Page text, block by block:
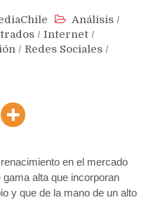
Análisis /
/ Internet /
/ Redes Sociales /
en el mercado
alta que incorporan
y que de la mano de un alto